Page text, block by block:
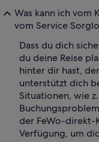
Was kann ich vom
vom Service
Dass du dich
du deine Reise
hinter dir hast,
unterstützt dich
Situationen, wie
der FeWo-direkt-
Verfügung, um